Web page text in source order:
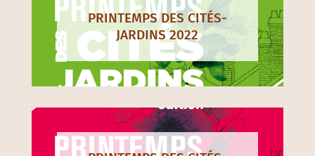
PRINTEMPS DES CITÉS-
JARDINS 2022